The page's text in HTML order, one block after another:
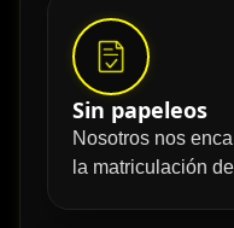
Sin papeleos
Nosotros nos
la matriculación